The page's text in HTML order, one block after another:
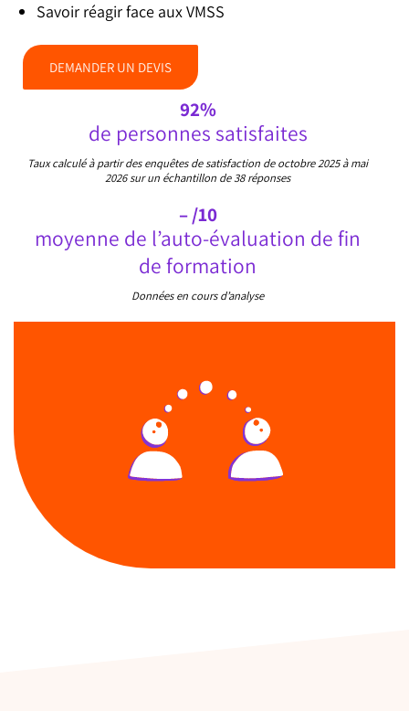
Savoir réagir face aux VMSS
DEMANDER UN DEVIS
92%
de personnes satisfaites
Taux calculé à partir des enquêtes de satisfaction de octobre 2025 à mai
2026 sur un échantillon de 38 réponses
– /10
moyenne de l’auto-évaluation de fin
de formation
Données en cours d’analyse